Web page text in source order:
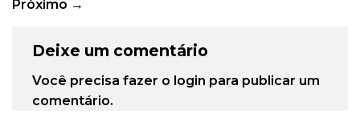
Próximo →
Deixe um comentário
Você precisa fazer o login para publicar um
comentário.